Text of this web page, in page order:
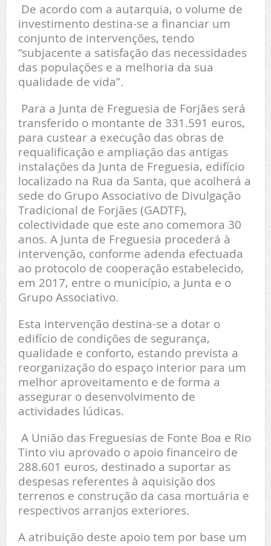
De acordo com a autarquia, o volume de
investimento destina-se a financiar um
conjunto de intervenções, tendo
“subjacente a satisfação das necessidades
das populações e a melhoria da sua
qualidade de vida”.
Para a Junta de Freguesia de Forjães será
transferido o montante de 331.591 euros,
para custear a execução das obras de
requalificação e ampliação das antigas
instalações da Junta de Freguesia, edifício
localizado na Rua da Santa, que acolherá a
sede do Grupo Associativo de Divulgação
Tradicional de Forjães (GADTF),
colectividade que este ano comemora 30
anos. A Junta de Freguesia procederá à
intervenção, conforme adenda efectuada
ao protocolo de cooperação estabelecido,
em 2017, entre o município, a Junta e o
Grupo Associativo.
Esta intervenção destina-se a dotar o
edifício de condições de segurança,
qualidade e conforto, estando prevista a
reorganização do espaço interior para um
melhor aproveitamento e de forma a
assegurar o desenvolvimento de
actividades lúdicas.
A União das Freguesias de Fonte Boa e Rio
Tinto viu aprovado o apoio financeiro de
288.601 euros, destinado a suportar as
despesas referentes à aquisição dos
terrenos e construção da casa mortuária e
respectivos arranjos exteriores.
A atribuição deste apoio tem por base um